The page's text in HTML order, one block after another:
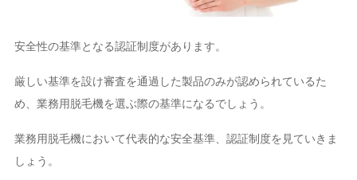
安全性の基準となる認証制度があります。
厳しい基準を設け審査を通過した製品のみが認められているた
め、業務用脱毛機を選ぶ際の基準になるでしょう。
業務用脱毛機において代表的な安全基準、認証制度を見ていきま
しょう。